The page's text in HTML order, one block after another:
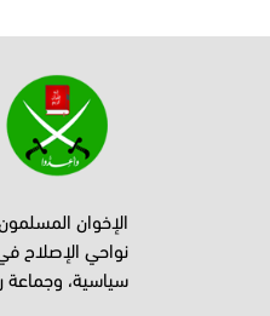
الإخوان
نواحي الإصلاح
سياسية، وجماعة